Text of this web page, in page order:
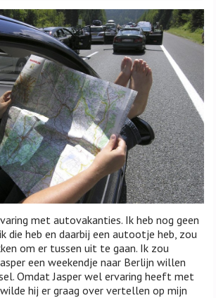
met autovakanties. Ik heb nog geen
die heb en daarbij een autootje heb, zou
om er tussen uit te gaan. Ik zou
een weekendje naar Berlijn willen
Omdat Jasper wel ervaring heeft met
hij er graag over vertellen op mijn